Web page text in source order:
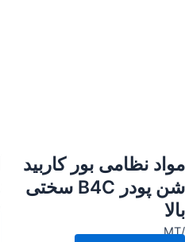
مواد نظامی بور کاربید
شن پودر B4C سختی
بالا
/MT